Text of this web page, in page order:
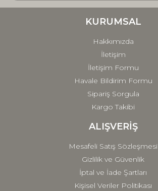
Ürün fiyatı diğer sitelerden daha pahalı.
Gönder
KURUMSAL
Hakkımızda
İletişim
İletişim Formu
Havale Bildirim Formu
Sipariş Sorgula
Kargo Takibi
ALIŞVERİŞ
Mesafeli Satış Sözleşmesi
Gizlilik ve Güvenlik
İptal ve İade Şartları
Kişisel Veriler Politikası